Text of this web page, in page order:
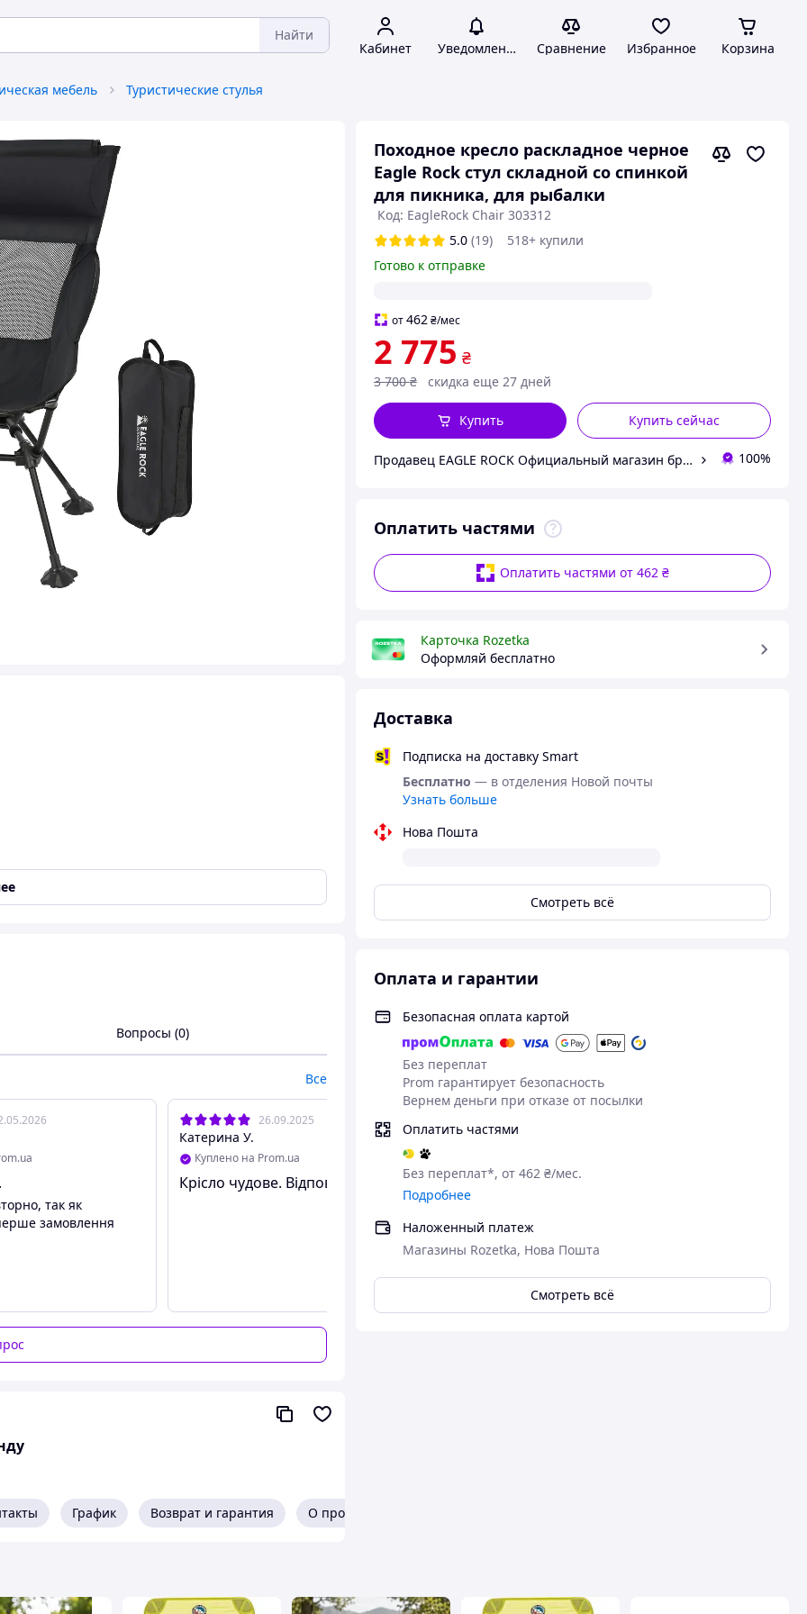
Найти
Кабинет Уведомления Сравнение Избранное Корзина
мебель Туристические стулья
Походное кресло раскладное черное
Eagle Rock стул складной со спинкой
для пикника, для рыбалки
Код: EagleRock Chair 303312
5.0 (19)
518+ купили
Готово к отправке
от462 ₴/мес
2 775 ₴
3 700 ₴ скидка еще 27 дней
Купить сейчас
Купить
Продавец EAGLE ROCK Официальный магазин бренду 100%
Оплатить частями
Оплатить частями от 462 ₴
Карточка Rozetka
Оформляй бесплатно
Доставка
Подписка на доставку Smart
Бесплатно — в отделения Новой почты
Узнать больше
Нова Пошта
Смотреть всё
Оплата и гарантии
Безопасная оплата картой
Без переплат
Prom гарантирует безопасность
Вернем деньги при отказе от посылки
Оплатить частями
Без переплат*, от 462 ₴/мес.
Подробнее
Наложенный платеж
Магазины Rozetka, Нова Пошта
Смотреть всё
Вопросы (0)
Все
так як
замовлення
26.09.2025
Катерина У.
Куплено на Prom.ua
Крісло чудове. Відповідає опису.
Александр К.
Комфортне, легке, надійне
Недостатки
График Возврат и гарантия О продавце